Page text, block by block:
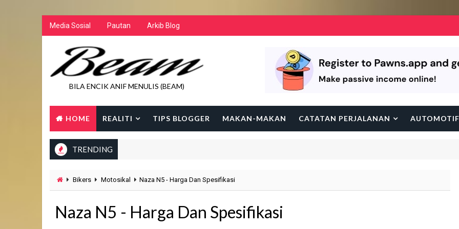
Media Sosial Pautan Arkib Blog
BILA ENCIK ANIF MENULIS (BEAM)
HOME REALITI TIPS BLOGGER MAKAN-MAKAN CATATAN PERJALANAN AUTOMOTIF
TRENDING
Bikers Motosikal Naza N5 - Harga Dan Spesifikasi
Naza N5 - Harga Dan Spesifikasi